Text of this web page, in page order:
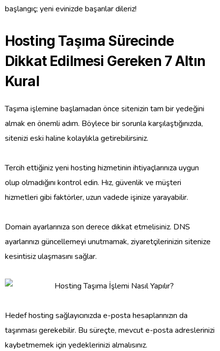
başlangıç; yeni evinizde başarılar dileriz!
Hosting Taşıma Sürecinde
Dikkat Edilmesi Gereken 7 Altın
Kural
Taşıma işlemine başlamadan önce sitenizin tam bir yedeğini
almak en önemli adım. Böylece bir sorunla karşılaştığınızda,
sitenizi eski haline kolaylıkla getirebilirsiniz.
Tercih ettiğiniz yeni hosting hizmetinin ihtiyaçlarınıza uygun
olup olmadığını kontrol edin. Hız, güvenlik ve müşteri
hizmetleri gibi faktörler, uzun vadede işinize yarayabilir.
Domain ayarlarınıza son derece dikkat etmelisiniz. DNS
ayarlarınızı güncellemeyi unutmamak, ziyaretçilerinizin sitenize
kesintisiz ulaşmasını sağlar.
Hedef hosting sağlayıcınızda e-posta hesaplarınızın da
taşınması gerekebilir. Bu süreçte, mevcut e-posta adreslerinizi
kaybetmemek için yedeklerinizi almalısınız.